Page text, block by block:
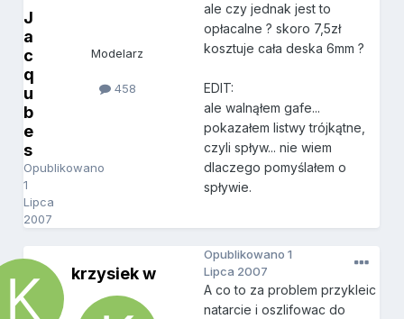
J
a
c
q
u
b
e
s
Opublikowano
1
Lipca
2007
Modelarz
458
ale czy jednak jest to
opłacalne ? skoro 7,5zł
kosztuje cała deska 6mm ?
EDIT:
ale walnąłem gafe...
pokazałem listwy trójkątne,
czyli spływ... nie wiem
dlaczego pomyślałem o
spływie.
krzysiek w
Opublikowano1
Lipca 2007
A co to za problem przykleic
natarcie i oszlifowac do